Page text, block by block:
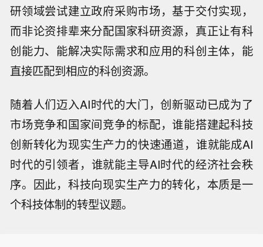
研领域尝试建立政府采购市场，基于交付实现，
而非论资排辈来分配国家科研资源，真正让有科
创能力、能解决实际需求和应用的科创主体，能
直接匹配到相应的科创资源。
随着人们迈入AI时代的大门，创新驱动已成为了
市场竞争和国家间竞争的标配，谁能搭建起科技
创新转化为现实生产力的快速通道，谁就能成AI
时代的引领者，谁就能主导AI时代的经济社会秩
序。因此，科技向现实生产力的转化，本质是一
个科技体制的转型议题。